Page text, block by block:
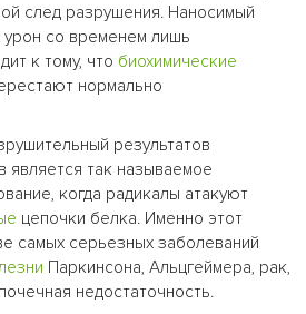
след разрушения. Наносимый
урон со временем лишь
к тому, что биохимические
нормально
результатов
является так называемое
когда радикалы атакуют
цепочки белка. Именно этот
самых серьезных заболеваний
Паркинсона, Альцгеймера, рак,
недостаточность.